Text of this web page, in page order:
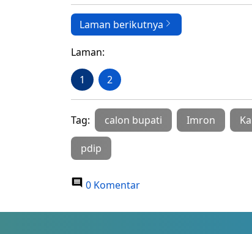
Laman berikutnya
Laman:
1 2
Tag: calon bupati Imron
pdip
0 Komentar